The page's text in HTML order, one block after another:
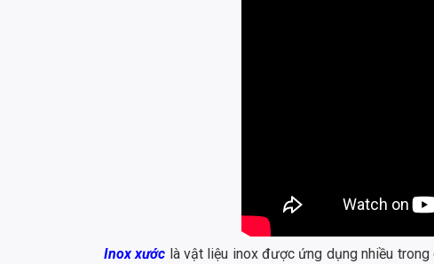
Inox xước là vật liệu inox được ứng dụng nhiều